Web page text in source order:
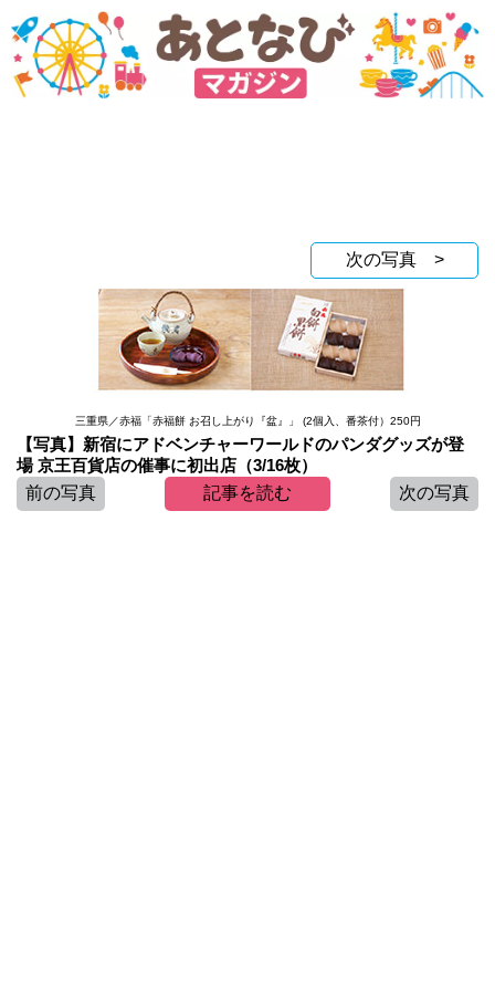
次の写真 >
三重県／赤福「赤福餅 お召し上がり『盆』」 (2個入、番茶付）250円
【写真】新宿にアドベンチャーワールドのパンダグッズが登
場 京王百貨店の催事に初出店（3/16枚）
前の写真
記事を読む 次の写真